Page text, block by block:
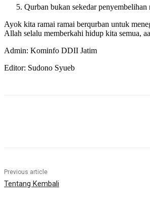
Qurban bukan sekedar
Ayok kita ramai ramai berqurban untuk
Allah selalu memberkahi hidup kita semua,
Admin: Kominfo DDII Jatim
Editor: Sudono Syueb
Previous article
Tentang Kembali